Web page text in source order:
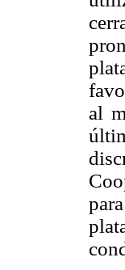
al